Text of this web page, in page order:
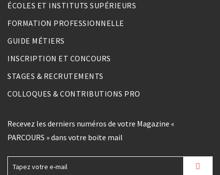
ÉCOLES ET INSTITUTS SUPÉRIEURS
FORMATION PROFESSIONNELLE
GUIDE MÉTIERS
INSCRIPTION ET CONCOURS
STAGES & RECRUTEMENTS
COLLOQUES & CONTRIBUTIONS PRO
Recevez les derniers numéros de votre Magazine «
PARCOURS » dans votre boite mail